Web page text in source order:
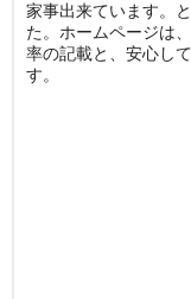
家事出来ています。
た。ホームページは
率の記載と、安心し
す。